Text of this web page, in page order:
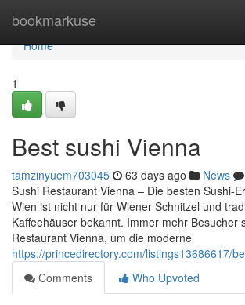
bookmarkuse
Home
Home
1
Best sushi Vienna
tamzinyuem703045 63 days ago News
Sushi Restaurant Vienna – Die besten Sushi-
Wien ist nicht nur für Wiener Schnitzel und
Kaffeehäuser bekannt. Immer mehr Besucher
Restaurant Vienna, um die moderne
https://princedirectory.com/listings13686617/
Comments
Who Upvoted